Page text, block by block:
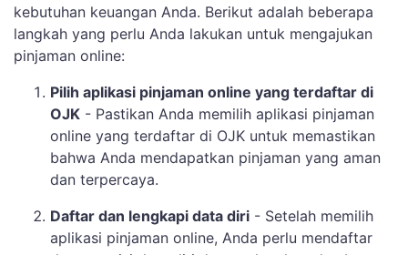
kebutuhan keuangan Anda. Berikut adalah beberapa
langkah yang perlu Anda lakukan untuk mengajukan
pinjaman online:
Pilih aplikasi pinjaman online yang terdaftar di
OJK - Pastikan Anda memilih aplikasi pinjaman
online yang terdaftar di OJK untuk memastikan
bahwa Anda mendapatkan pinjaman yang aman
dan terpercaya.
Daftar dan lengkapi data diri - Setelah memilih
aplikasi pinjaman online, Anda perlu mendaftar